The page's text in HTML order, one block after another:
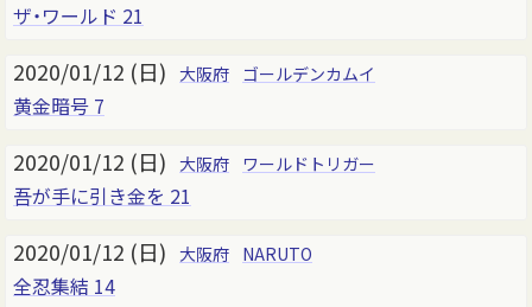
ザ・ワールド 21
2020/01/12 (日) 大阪府 ゴールデンカムイ
黄金暗号 7
2020/01/12 (日) 大阪府 ワールドトリガー
吾が手に引き金を 21
2020/01/12 (日) 大阪府 NARUTO
全忍集結 14